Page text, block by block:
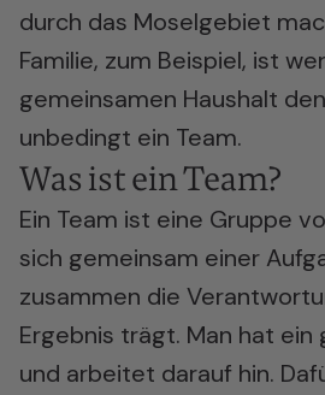
durch das Moselgebiet
Familie, zum Beispiel, ist
gemeinsamen Haushalt
unbedingt ein Team.
Was ist ein Team?
Ein Team ist eine Gruppe
sich gemeinsam einer
zusammen die
Ergebnis trägt. Man hat ein
und arbeitet darauf hin.